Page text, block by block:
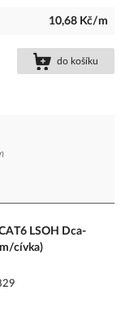
10,68 Kč/m
do košíku
LSOH Dca-
cívka)